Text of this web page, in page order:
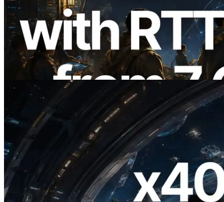
ERPC étend l’API Solana Leader Slot
avec la mesure du ping depuis 7 régions
du monde — l’API Validators
Information est également lancée
2026.07.04